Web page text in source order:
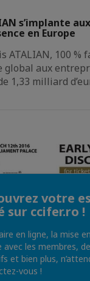
s’implante
en Europe
ATALIAN, 100 %
global aux
1,33 milliard
votre
sur ccifer.ro !
en ligne, la mise
avec les membres,
et bien plus,
vous !